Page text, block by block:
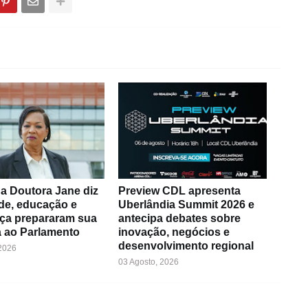
Doutora Jane diz
educação e
prepararam sua
ao Parlamento
Preview CDL apresenta
Uberlândia Summit 2026 e
antecipa debates sobre
inovação, negócios e
desenvolvimento regional
03 Agosto, 2026